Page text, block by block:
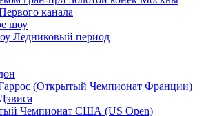
канала
шоу
Ледниковый период
(Открытый Чемпионат Франции)
Чемпионат США (US Open)